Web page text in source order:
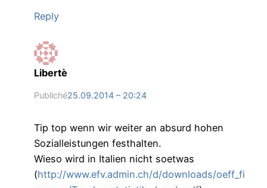
Reply
Libertè
Publiché25.09.2014 – 20:24
Tip top wenn wir weiter an absurd hohen
Sozialleistungen festhalten.
Wieso wird in Italien nicht soetwas
(http://www.efv.admin.ch/d/downloads/oeff_fi